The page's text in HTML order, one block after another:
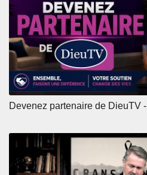
Devenez partenaire de DieuTV -